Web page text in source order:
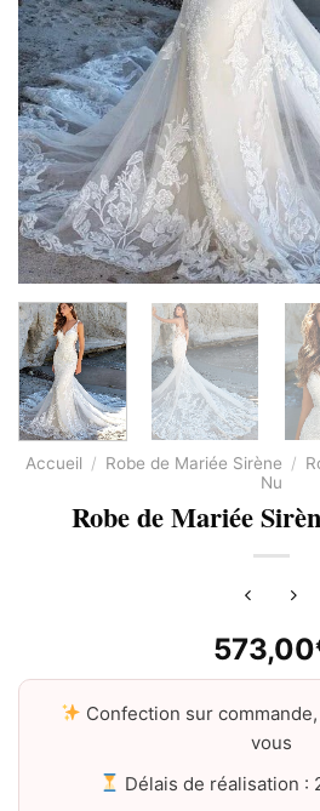
Accueil / Robe de Mariée Sirène /
Nu
Robe de Mariée
573,00
Confection sur
vous
Délais de réalisation :